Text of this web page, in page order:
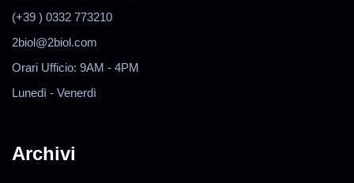
(+39 ) 0332 773210
2biol@2biol.com
Orari Ufficio: 9AM - 4PM
Lunedì - Venerdì
Archivi